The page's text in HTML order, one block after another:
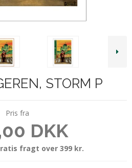
STORM P
Pris fra
DKK
fragt over 399 kr.